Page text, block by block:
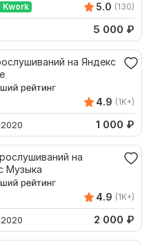
5.0 (130)
5 000 ₽
на Яндекс
4.9 (1K+)
1 000 ₽
на
Музыка
4.9 (1K+)
2 000 ₽